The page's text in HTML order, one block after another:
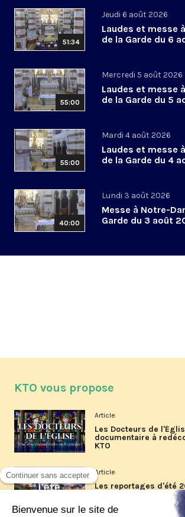
51:34
Jeudi 6 août 2026
Laudes et messe
de la Garde du 6
55:00
Mercredi 5 août 2026
Laudes et messe
de la Garde du 5
55:00
Mardi 4 août 2026
Laudes et messe
de la Garde du 4
40:00
Lundi 3 août 2026
Messe à Notre-
Garde du 3 août
KTO vous propose
Article
Les Docteurs de
documentaire à
KTO
Article
Les reportages d'été